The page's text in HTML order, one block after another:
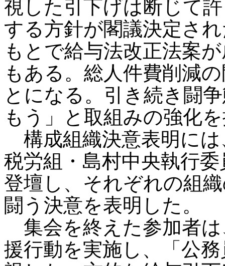
視した引下げは断じて
する方針が閣議決定さ
もとで給与法改正法案
もある。総人件費削減
とになる。引き続き闘
もう」と取組みの強化
構成組織決意表明には
税労組・島村中央執行
登壇し、それぞれの組
闘う決意を表明した。
集会を終えた参加者は
援行動を実施し、「公